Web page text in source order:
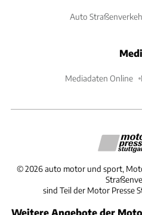
Auto
Mediadaten Online
©2026 auto motor und sport,
sind Teil der Motor Presse
Weitere Angebote der